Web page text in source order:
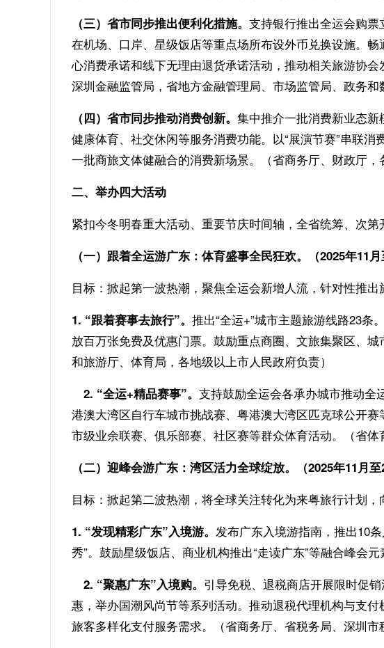
（三）省市同步推出便利化措施。 支持银行推出全运会购
在机场、口岸、星级饭店等重点场所布设外币兑换设施。
心消费承诺和线下无理由退货承诺活动，推动相关旅游协
深圳金融监管局，省地方金融管理局、市场监管局、政务
（四）省市同步推动消费创新。 集中推介一批消费新业态新
健康体育、社交休闲等服务消费功能。以“展演节赛”串联
一批商旅文体健融合的消费新场景。（省商务厅、财政厅，
二、举办四大活动
紧扣今冬明春重大活动、重要节庆时间轴，全省统筹、次
（一）跟着全运游广东：体育盛事全民狂欢。（2025年11月
目标：掀起第一波热潮，聚焦全运会新增人流，针对性推
1. “跟着赛事去旅行”。 推出“全运+”城市主题旅游线路23条
放百万张免费及优惠门票。鼓励重点商圈、文旅集聚区、
和旅游厅、体育局，各地级以上市人民政府负责）
2. “全运+精品赛事”。 支持鼓励全运会各承办城市推动全
港澳大湾区自行车城市挑战赛、粤港澳大湾区匹克球公开
市级业余联赛、俱乐部赛、社区赛等群众体育活动。（省体
（二）迎峰会游广东：湾区活力全球绽放。（2025年11月至
目标：掀起第二波热潮，将全球关注转化为来粤旅行计划
1. “发现精彩广东”入境游。 发布广东入境游指南，推出10
秀”。鼓励星级饭店、商业机构推出“走读广东”等融合峰会
2. “聚惠广东”入境购。 引导免税、退税商店开展限时促
惠，举办国潮风尚节等系列活动。推动退税代理机构与支
旅客多样化支付服务需求。（省商务厅、省税务局、深圳市